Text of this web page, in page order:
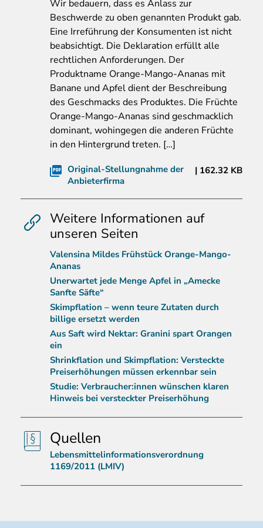
Wir bedauern, dass es Anlass zur
Beschwerde zu oben genannten Produkt gab.
Eine Irreführung der Konsumenten ist nicht
beabsichtigt. Die Deklaration erfüllt alle
rechtlichen Anforderungen. Der
Produktname Orange-Mango-Ananas mit
Banane und Apfel dient der Beschreibung
des Geschmacks des Produktes. Die Früchte
Orange-Mango-Ananas sind geschmacklich
dominant, wohingegen die anderen Früchte
in den Hintergrund treten. […]
Original-Stellungnahme der
Anbieterfirma
162.32 KB
Weitere Informationen auf
unseren Seiten
Valensina Mildes Frühstück Orange-Mango-
Ananas
Unerwartet jede Menge Apfel in „Amecke
Sanfte Säfte“
Skimpflation – wenn teure Zutaten durch
billige ersetzt werden
Aus Saft wird Nektar: Granini spart Orangen
ein
Shrinkflation und Skimpflation: Versteckte
Preiserhöhungen müssen erkennbar sein
Studie: Verbraucher:innen wünschen klaren
Hinweis bei versteckter Preiserhöhung
Quellen
Lebensmittelinformationsverordnung
1169/2011 (LMIV)